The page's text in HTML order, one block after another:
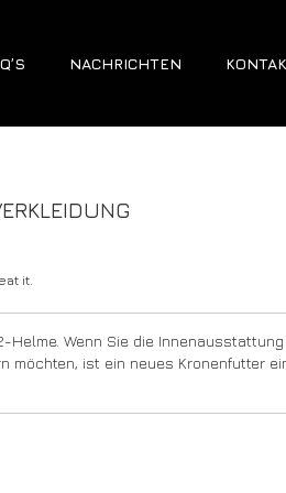
NACHRICHTEN
it.
Helme. Wenn Sie die
möchten, ist ein neues Kronenfutter